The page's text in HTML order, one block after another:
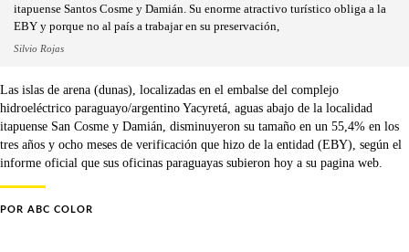
itapuense Santos Cosme y Damián. Su enorme atractivo turístico obliga a la
EBY y porque no al país a trabajar en su preservación,
Silvio Rojas
Las islas de arena (dunas), localizadas en el embalse del complejo
hidroeléctrico paraguayo/argentino Yacyretá, aguas abajo de la localidad
itapuense San Cosme y Damián, disminuyeron su tamaño en un 55,4% en los
tres años y ocho meses de verificación que hizo de la entidad (EBY), según el
informe oficial que sus oficinas paraguayas subieron hoy a su pagina web.
POR ABC COLOR